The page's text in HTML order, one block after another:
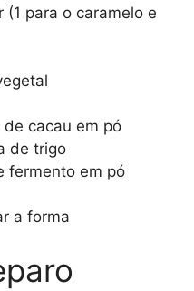
(1 para o caramelo e
cacau em pó
de trigo
fermento em pó
a forma